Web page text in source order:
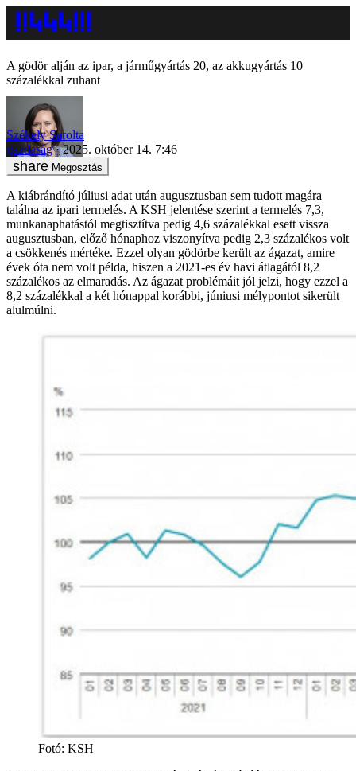
A gödör alján az ipar, a járműgyártás 20, az akkugyártás 10
százalékkal zuhant
Székely Sarolta
gazdaság
2025. október 14. 7:46
Megosztás
A kiábrándító júliusi adat után augusztusban sem tudott magára
találna az ipari termelés. A KSH jelentése szerint a termelés 7,3,
munkanaphatástól megtisztítva pedig 4,6 százalékkal esett vissza
augusztusban, előző hónaphoz viszonyítva pedig 2,3 százalékos volt
a csökkenés mértéke. Ezzel olyan gödörbe került az ágazat, amire
évek óta nem volt példa, hiszen a 2021-es év havi átlagától 8,2
százalékos az elmaradás. Az ágazat problémáit jól jelzi, hogy ezzel a
8,2 százalékkal a két hónappal korábbi, júniusi mélypontot sikerült
alulmúlni.
Fotó: KSH